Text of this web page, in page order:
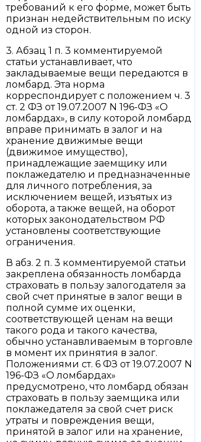
требований к его форме, может быть
признан недействительным по иску
одной из сторон.
3. Абзац 1 п. 3 комментируемой
статьи устанавливает, что
закладываемые вещи передаются в
ломбард. Эта норма
корреспондирует с положением ч. 3
ст. 2 ФЗ от 19.07.2007 N 196-ФЗ «О
ломбардах», в силу которой ломбард
вправе принимать в залог и на
хранение движимые вещи
(движимое имущество),
принадлежащие заемщику или
поклажедателю и предназначенные
для личного потребления, за
исключением вещей, изъятых из
оборота, а также вещей, на оборот
которых законодательством РФ
установлены соответствующие
ограничения.
В абз. 2 п. 3 комментируемой статьи
закреплена обязанность ломбарда
страховать в пользу залогодателя за
свой счет принятые в залог вещи в
полной сумме их оценки,
соответствующей ценам на вещи
такого рода и такого качества,
обычно устанавливаемым в торговле
в момент их принятия в залог.
Положениями ст. 6 ФЗ от 19.07.2007 N
196-ФЗ «О ломбардах»
предусмотрено, что ломбард обязан
страховать в пользу заемщика или
поклажедателя за свой счет риск
утраты и повреждения вещи,
принятой в залог или на хранение,